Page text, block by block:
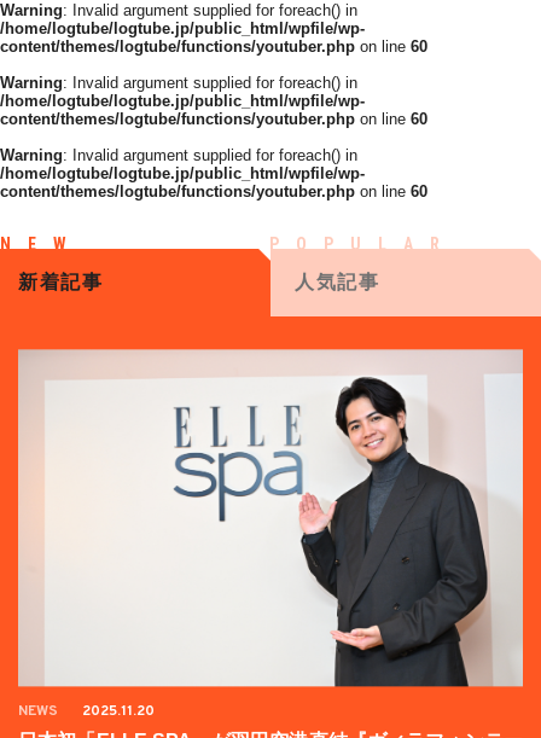
Warning: Invalid argument supplied for foreach() in
/home/logtube/logtube.jp/public_html/wpfile/wp-
content/themes/logtube/functions/youtuber.php on line 60
Warning: Invalid argument supplied for foreach() in
/home/logtube/logtube.jp/public_html/wpfile/wp-
content/themes/logtube/functions/youtuber.php on line 60
Warning: Invalid argument supplied for foreach() in
/home/logtube/logtube.jp/public_html/wpfile/wp-
content/themes/logtube/functions/youtuber.php on line 60
新着記事 人気記事
NEWS 2025.11.20